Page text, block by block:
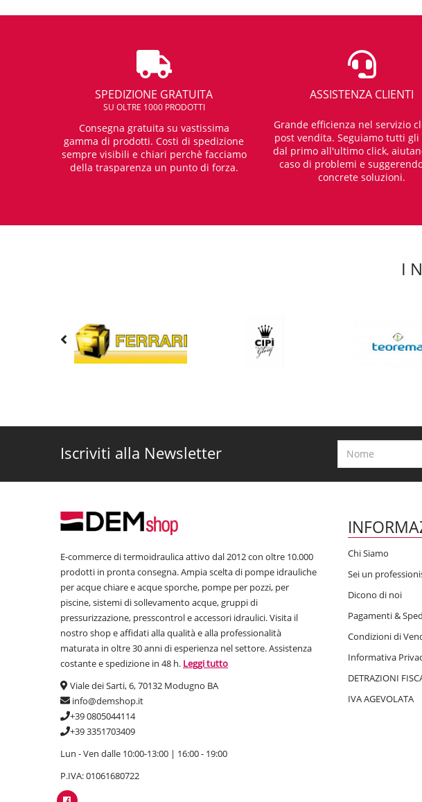
SPEDIZIONE GRATUITA
SU OLTRE 1000 PRODOTTI
Consegna gratuita su vastissima
gamma di prodotti. Costi di spedizione
sempre visibili e chiari perchè facciamo
della trasparenza un punto di forza.
ASSISTENZA CLIENTI
Grande efficienza nel servizio
post vendita. Seguiamo tutti
dal primo all'ultimo click,
caso di problemi e
concrete soluzioni.
I
Iscriviti alla Newsletter
E-commerce di termoidraulica attivo dal 2012 con oltre 10.000
prodotti in pronta consegna. Ampia scelta di pompe idrauliche
per acque chiare e acque sporche, pompe per pozzi, per
piscine, sistemi di sollevamento acque, gruppi di
pressurizzazione, presscontrol e accessori idraulici. Visita il
nostro shop e affidati alla qualità e alla professionalità
maturata in oltre 30 anni di esperienza nel settore. Assistenza
costante e spedizione in 48 h. Leggi tutto
Viale dei Sarti, 6, 70132 Modugno BA
info@demshop.it
+39 0805044114
+39 3351703409
Lun - Ven dalle 10:00-13:00 | 16:00 - 19:00
P.IVA: 01061680722
Chi Siamo
Sei un
Dicono di noi
Pagamenti &
Condizioni di
Informativa
DETRAZIONI
IVA AGEVOLATA